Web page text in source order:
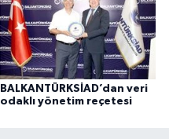
BALKANTÜRKSİAD’dan veri
odaklı yönetim reçetesi